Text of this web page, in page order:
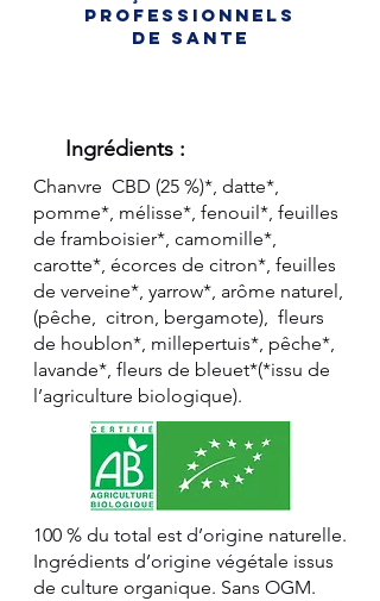
professionnels
de sante
Ingrédients :
Chanvre CBD (25 %)*, datte*,
pomme*, mélisse*, fenouil*, feuilles
de framboisier*, camomille*,
carotte*, écorces de citron*, feuilles
de verveine*, yarrow*, arôme naturel,
(pêche, citron, bergamote), fleurs
de houblon*, millepertuis*, pêche*,
lavande*, fleurs de bleuet*(*issu de
l’agriculture biologique).
100 % du total est d’origine naturelle.
Ingrédients d’origine végétale issus
de culture organique. Sans OGM.